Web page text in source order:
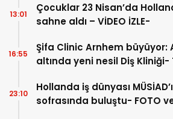
Çocuklar 23 Nisan’da
sahne aldı – VİDEO İZLE-
13:01
Şifa Clinic Arnhem büyüyor:
altında yeni nesil Diş Kliniği-
16:55
Hollanda iş dünyası
sofrasında buluştu- FOTO ve
23:10